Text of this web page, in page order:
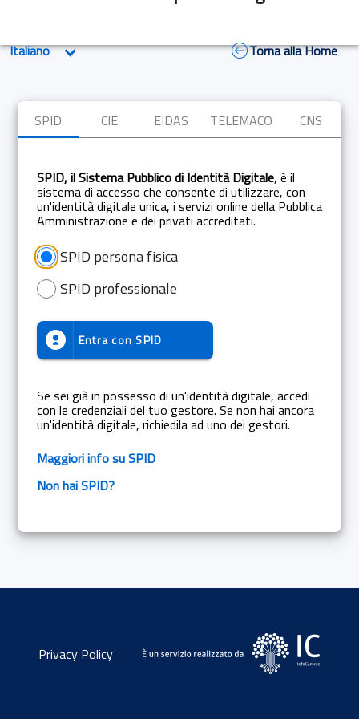
Torna alla Home
SPID CIE EIDAS TELEMACO CNS
SPID, il Sistema Pubblico di Identità Digitale, è il
sistema di accesso che consente di utilizzare, con
un'identità digitale unica, i servizi online della Pubblica
Amministrazione e dei privati accreditati.
SPID persona fisica
SPID professionale
Entra con SPID
Se sei già in possesso di un'identità digitale, accedi
con le credenziali del tuo gestore. Se non hai ancora
un'identità digitale, richiedila ad uno dei gestori.
Maggiori info su SPID
Non hai SPID?
Privacy Policy